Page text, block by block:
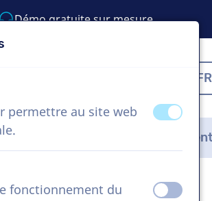
Démo gratuite sur mesure
Nouvelles Questions
permettre au site web
éteintactivé
fonctionnement du
éteintactivé